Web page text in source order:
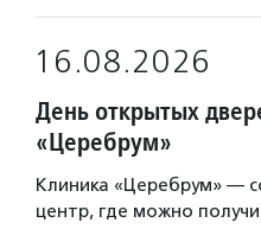
16.08.2026
День открытых
«Церебрум»
Клиника «Церебрум» —
центр, где можно